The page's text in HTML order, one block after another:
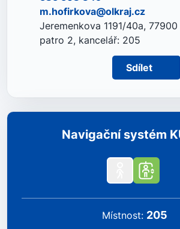
m.hofirkova@olkraj.cz
Jeremenkova 1191/40a,
patro 2, kancelář: 205
Sdílet
Navigační systém
místnost: 205